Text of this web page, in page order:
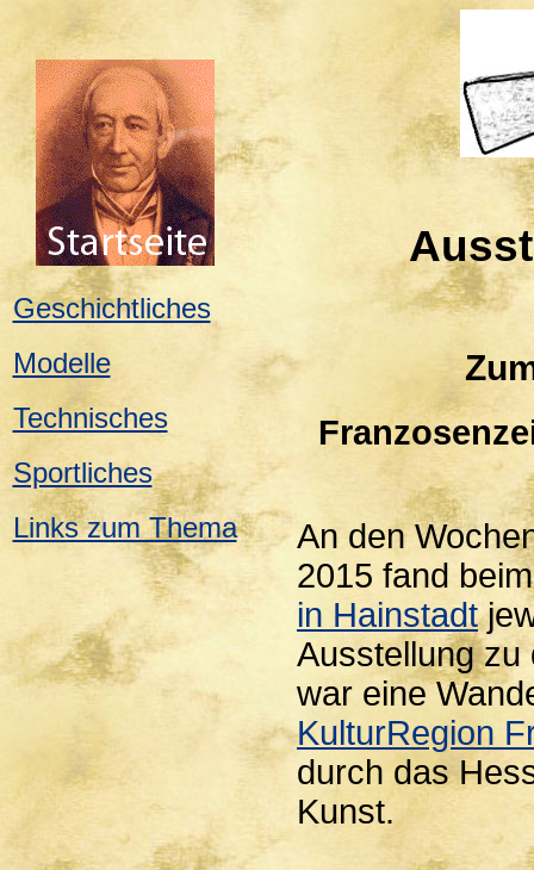
Geschichtliches
Modelle
Technisches
Sportliches
Links zum Thema
An den
2015 fand
in Hainstadt
Ausstellung zu
war eine
KulturRegion
durch das
Kunst.